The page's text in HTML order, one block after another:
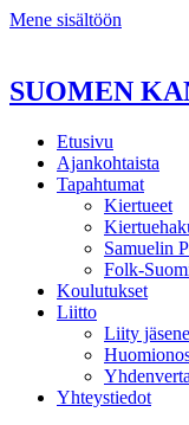
Mene sisältöön
SUOMEN
Etusivu
Ajankohtaista
Tapahtumat
Kiertueet
Samuelin
Folk-
Koulutukset
Liitto
Liity
Yhteystiedot